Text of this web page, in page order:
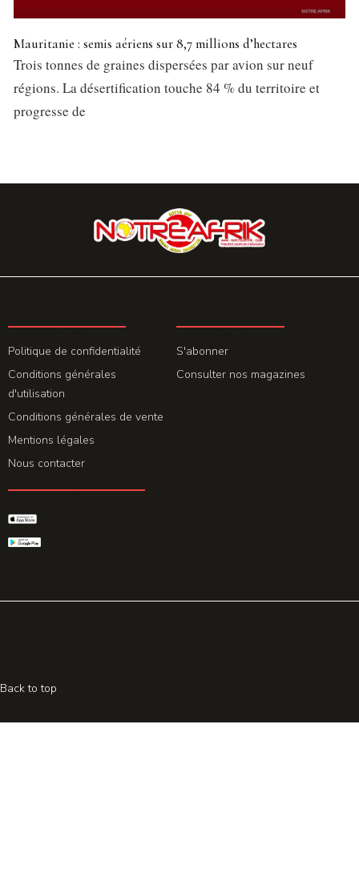
Mauritanie : semis aériens sur 8,7 millions d’hectares
Trois tonnes de graines dispersées par avion sur neuf
régions. La désertification touche 84 % du territoire et
progresse de
Politique de confidentialité
Conditions générales
d'utilisation
Conditions générales de vente
Mentions légales
Nous contacter
S'abonner
Consulter nos magazines
Back to top